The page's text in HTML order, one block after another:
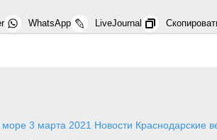
WhatsApp LiveJournal
море 3 марта 2021 Новости Краснодарские